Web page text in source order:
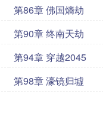
第86章 佛国熵劫
第90章 终南天劫
第94章 穿越2045
第98章 濠镜归墟